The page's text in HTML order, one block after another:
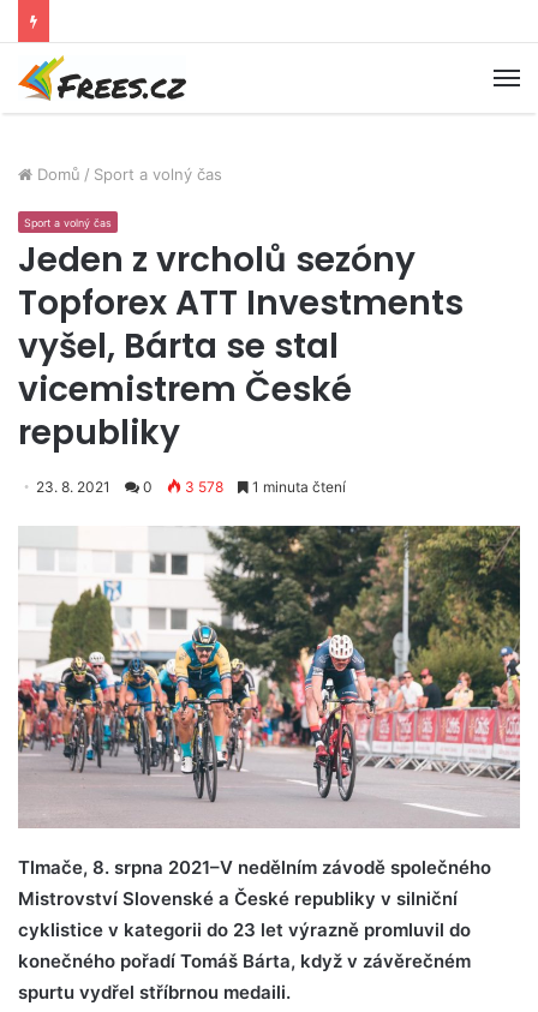
Domů / Sport a volný čas
Sport a volný čas
Jeden z vrcholů sezóny
Topforex ATT Investments
vyšel, Bárta se stal
vicemistrem České
republiky
23. 8. 2021 0 3 578 1 minuta čtení
Tlmače, 8. srpna 2021–V nedělním závodě společného
Mistrovství Slovenské a České republiky v silniční
cyklistice v kategorii do 23 let výrazně promluvil do
konečného pořadí Tomáš Bárta, když v závěrečném
spurtu vydřel stříbrnou medaili.